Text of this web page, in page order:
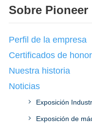
Sobre Pioneer
Perfil de la empresa
Certificados de honor
Nuestra historia
Noticias
Exposición
Exposición de